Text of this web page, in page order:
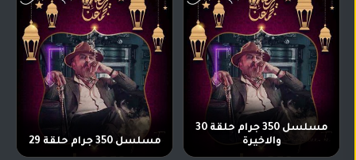
هندية
مدبلجة
أفلام
هندية
مسلسلات
مسلسلات
مسلسلات
مسلسل 350 جرام حلقة 30
والاخيرة
مسلسل 350 جرام حلقة 29